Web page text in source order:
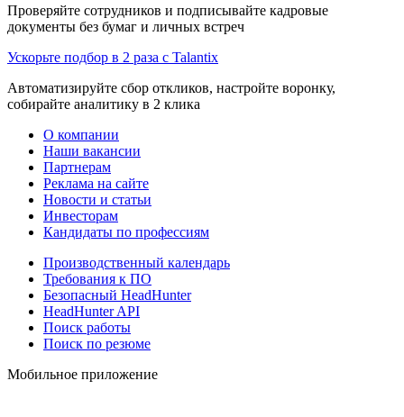
Проверяйте сотрудников и подписывайте кадровые
документы без бумаг и личных встреч
Ускорьте подбор в 2 раза с Talantix
Автоматизируйте сбор откликов, настройте воронку,
собирайте аналитику в 2 клика
О компании
Наши вакансии
Партнерам
Реклама на сайте
Новости и статьи
Инвесторам
Кандидаты по профессиям
Производственный календарь
Требования к ПО
Безопасный HeadHunter
HeadHunter API
Поиск работы
Поиск по резюме
Мобильное приложение